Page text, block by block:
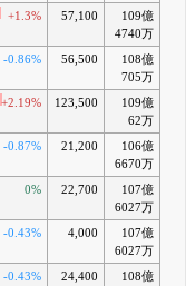
+1.3% 57,100
109億
4740万
-0.86% 56,500
108億
705万
+2.19% 123,500
109億
62万
-0.87% 21,200
106億
6670万
0% 22,700
107億
6027万
-0.43% 4,000
107億
6027万
-0.43% 24,400
108億